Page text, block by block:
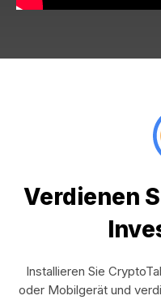
Verdienen
Installieren Sie
oder Mobilgerät und